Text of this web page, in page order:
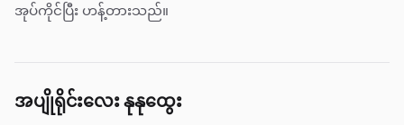
အုပ်ကိုင်ပြီး ဟန့်တားသည်။
အပျိုရိုင်းလေး နုနုထွေး